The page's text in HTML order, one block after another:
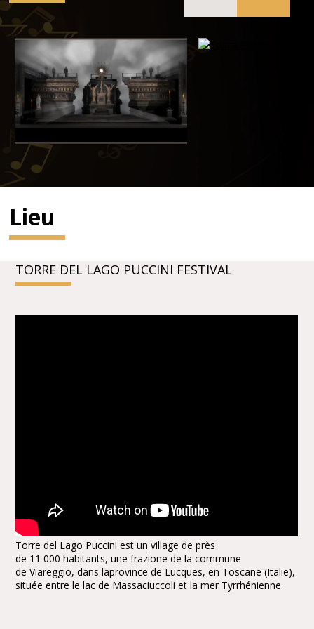
Lieu
TORRE DEL LAGO PUCCINI FESTIVAL
Torre del Lago Puccini est un village de près
de 11 000 habitants, une frazione de la commune
de Viareggio, dans laprovince de Lucques, en Toscane (Italie),
située entre le lac de Massaciuccoli et la mer Tyrrhénienne.